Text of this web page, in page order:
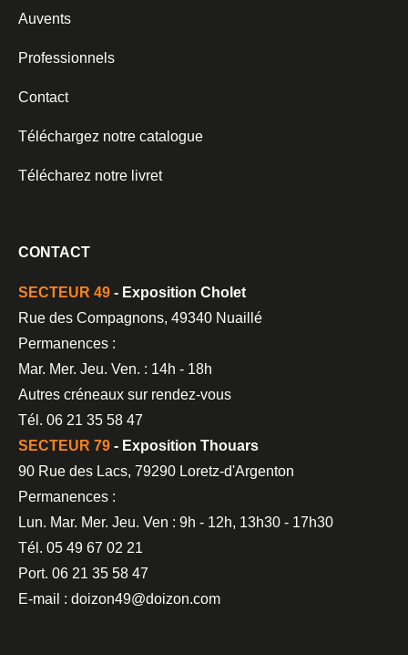
Auvents
Professionnels
Contact
Téléchargez notre catalogue
Télécharez notre livret
CONTACT
SECTEUR 49 - Exposition Cholet
Rue des Compagnons, 49340 Nuaillé
Permanences :
Mar. Mer. Jeu. Ven. : 14h - 18h
Autres créneaux sur rendez-vous
Tél. 06 21 35 58 47
SECTEUR 79 - Exposition Thouars
90 Rue des Lacs, 79290 Loretz-d'Argenton
Permanences :
Lun. Mar. Mer. Jeu. Ven : 9h - 12h, 13h30 - 17h30
Tél. 05 49 67 02 21
Port. 06 21 35 58 47
E-mail : doizon49@doizon.com